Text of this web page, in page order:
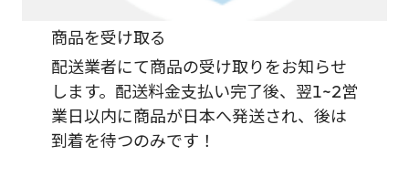
商品を受け取る
配送業者にて商品の受け取りをお知らせ
します。配送料金支払い完了後、翌1~2営
業日以内に商品が日本へ発送され、後は
到着を待つのみです！